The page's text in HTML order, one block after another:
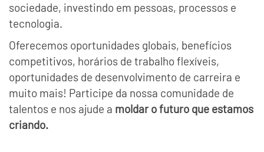
sociedade, investindo em pessoas, processos e
tecnologia.
Oferecemos oportunidades globais, benefícios
competitivos, horários de trabalho flexíveis,
oportunidades de desenvolvimento de carreira e
muito mais! Participe da nossa comunidade de
talentos e nos ajude a moldar o futuro que estamos
criando.